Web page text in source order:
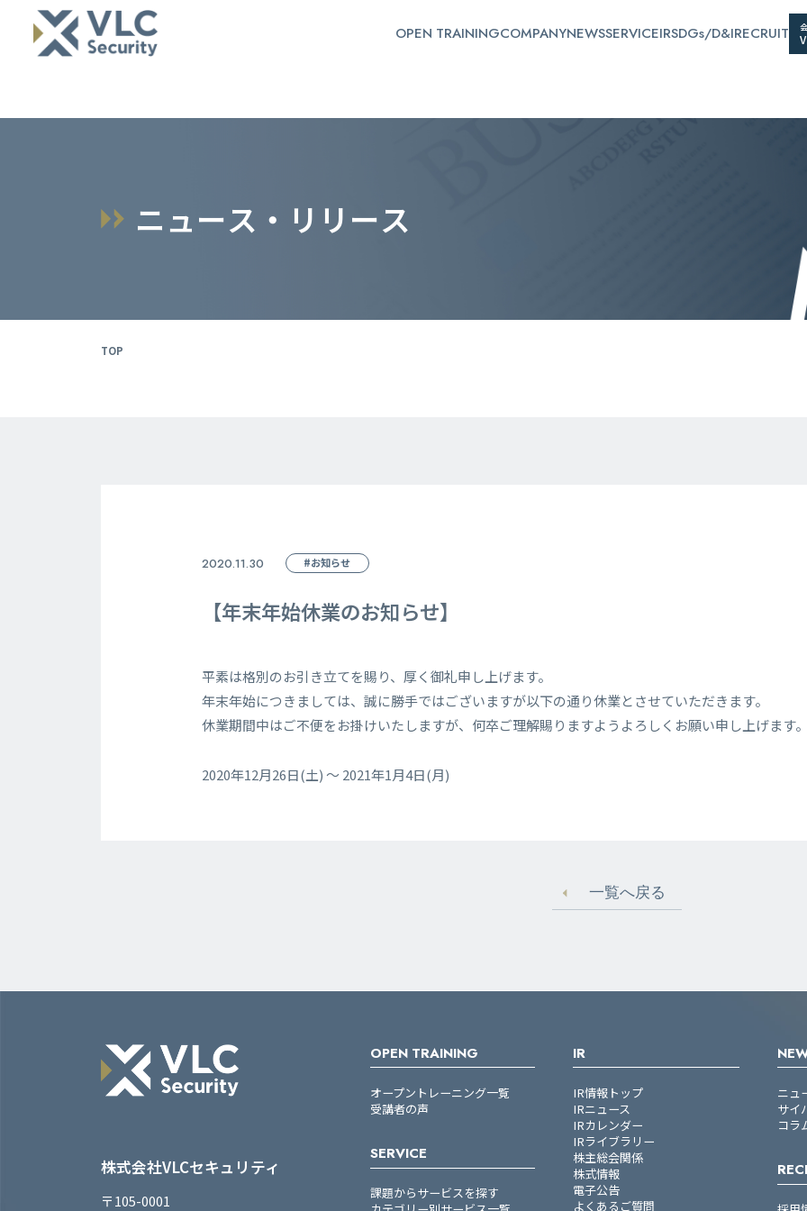
OPEN TRAININGCOMPANYNEWSSERVICEIRSDGs/D&IRECRUIT
ニュース ・ リ リ ース
TOP
2020.11.30 #お知らせ
【年末年始休業のお知らせ】
平素は格別のお引き立てを賜り、厚く御礼申し上げます。
年末年始につきましては、誠に勝手ではございますが以下の通り休業とさせていただきます。
休業期間中はご不便をお掛けいたしますが、何卒ご理解賜りますようよろしくお願い申し上げます
2020年12月26日(土) ～ 2021年1月4日(月)
一覧へ戻る
株式会社VLCセキュリティ
〒105-0001
OPEN TRAINING
オープントレーニング一覧
受講者の声
SERVICE
課題からサービスを探す
IR
IR情報トップ
IRニュース
IRカレンダー
IRライブラリー
株主総会関係
株式情報
電子公告
よくあるご質問
ニュ
サイ
コラ